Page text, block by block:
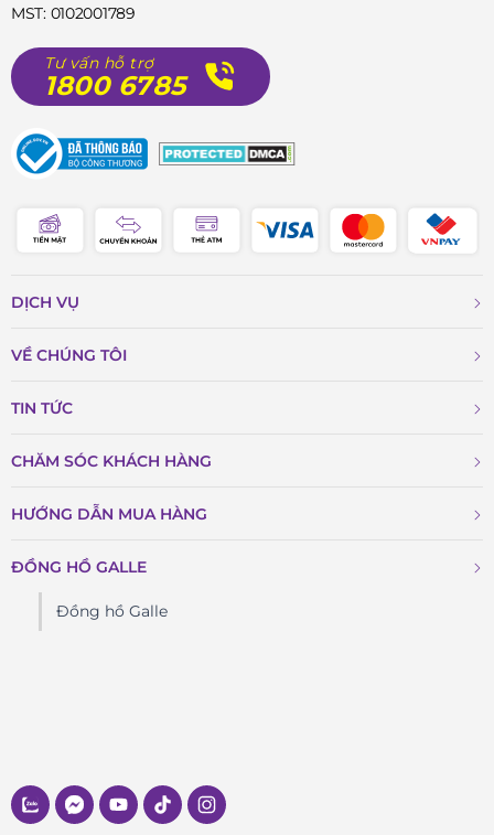
MST: 0102001789
Tư vấn hỗ trợ
1800 6785
DỊCH VỤ
VỀ CHÚNG TÔI
TIN TỨC
CHĂM SÓC KHÁCH HÀNG
HƯỚNG DẪN MUA HÀNG
ĐỒNG HỒ GALLE
Đồng hồ Galle